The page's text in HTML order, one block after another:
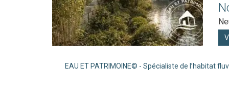
EAU ET PATRIMOINE© - Spécialiste de l’habitat